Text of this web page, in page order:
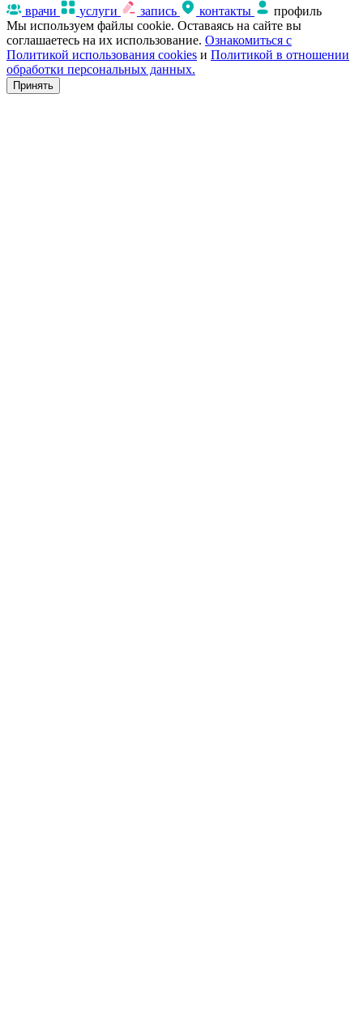
врачи услуги запись контакты
профиль
Мы используем файлы cookie. Оставаясь на сайте вы
соглашаетесь на их использование. Ознакомиться с
Политикой использования cookies и Политикой в отношении
обработки персональных данных.
Принять